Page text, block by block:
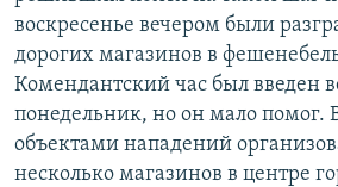
воскресенье вечером были
дорогих магазинов в
Комендантский час был введен
понедельник, но он мало помог.
объектами нападений
несколько магазинов в центре